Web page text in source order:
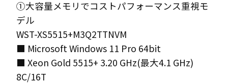
①大容量メモリでコストパフォーマンス重視モ
デル
WST-XS5515+M3Q2TTNVM
■ Microsoft Windows 11 Pro 64bit
■ Xeon Gold 5515+ 3.20 GHz(最大4.1 GHz)
8C/16T